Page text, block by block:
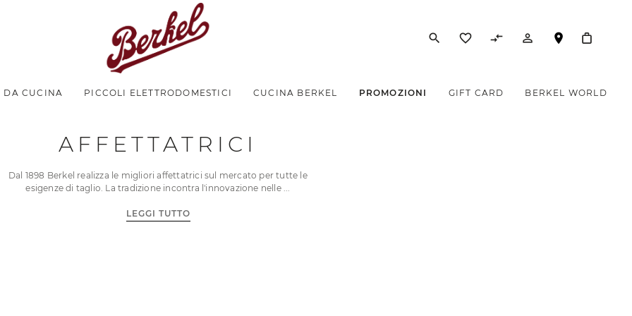
search favorite_border compare_arrows person_outline
DA CUCINA PICCOLI ELETTRODOMESTICI CUCINA BERKEL PROMOZIONI GIFT CARD BERKEL WORLD
AFFETTATRICI
Dal 1898 Berkel realizza le migliori affettatrici sul mercato per tutte le
esigenze di taglio. La tradizione incontra l'innovazione nelle
LEGGI TUTTO